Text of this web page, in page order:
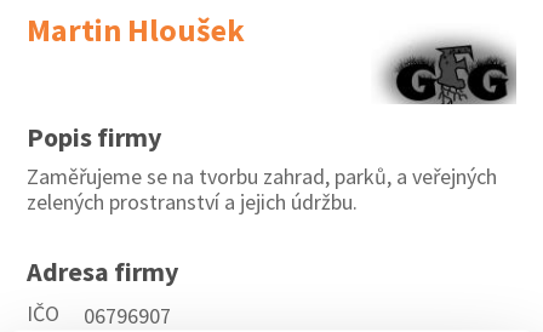
Martin Hloušek
Popis firmy
Zaměřujeme se na tvorbu zahrad, parků, a veřejných
zelených prostranství a jejich údržbu.
Adresa firmy
IČO 06796907